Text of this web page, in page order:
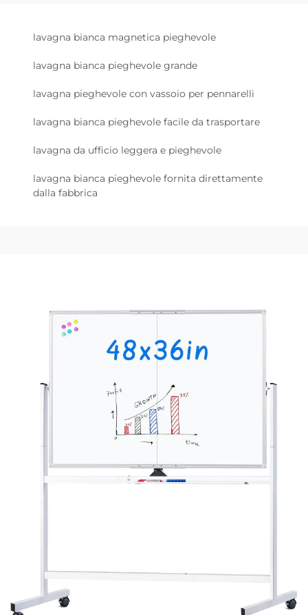
lavagna bianca magnetica pieghevole
lavagna bianca pieghevole grande
lavagna pieghevole con vassoio per pennarelli
lavagna bianca pieghevole facile da trasportare
lavagna da ufficio leggera e pieghevole
lavagna bianca pieghevole fornita direttamente
dalla fabbrica